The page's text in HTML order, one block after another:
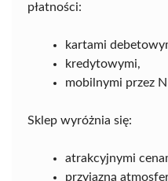
płatności:
kartami
kredytowymi,
mobilnymi przez
Sklep wyróżnia się:
atrakcyjnymi
przyjazną